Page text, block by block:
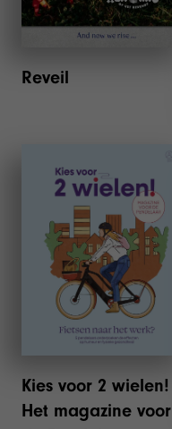
Reveil
magazine voor de
Pendelaar
Kies voor 2 wielen!
Het magazine voor